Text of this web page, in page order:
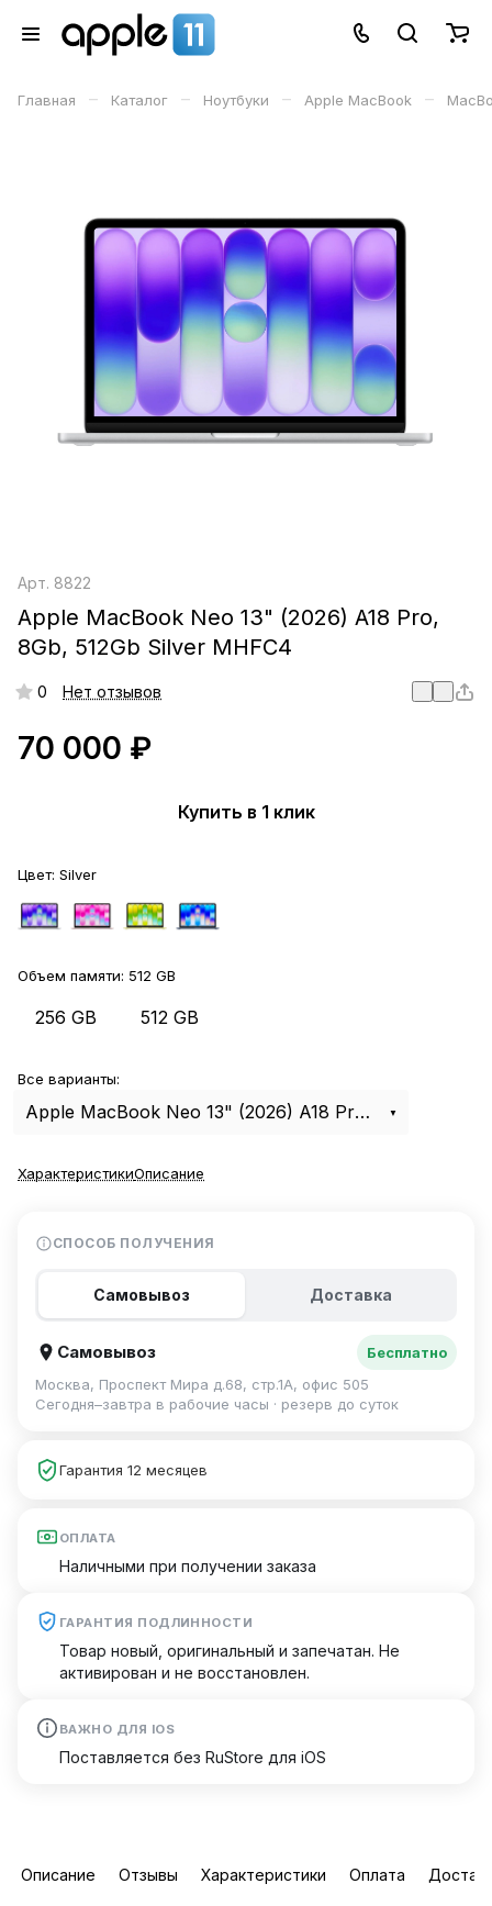
Главная – Каталог – Ноутбуки – Apple MacBook –
Арт. 8822
Apple MacBook Neo 13" (2026) A18 Pro,
8Gb, 512Gb Silver MHFC4
0 Нет отзывов
70 000 ₽
Купить в 1 клик
Цвет: Silver
Объем памяти: 512 GB
256 GB 512 GB
Все варианты:
Apple MacBook Neo 13" (2026) A18 Pro, 8Gb, 512Gb Silver MHFC4
ХарактеристикиОписание
СПОСОБ ПОЛУЧЕНИЯ
Самовывоз Доставка
Самовывоз
Бесплатно
Москва, Проспект Мира д.68, стр.1А, офис 505
Сегодня–завтра в рабочие часы · резерв до суток
Гарантия 12 месяцев
ОПЛАТА
Наличными при получении заказа
ГАРАНТИЯ ПОДЛИННОСТИ
Товар новый, оригинальный и запечатан. Не
активирован и не восстановлен.
ВАЖНО ДЛЯ IOS
Поставляется без RuStore для iOS
Описание Отзывы Характеристики Оплата